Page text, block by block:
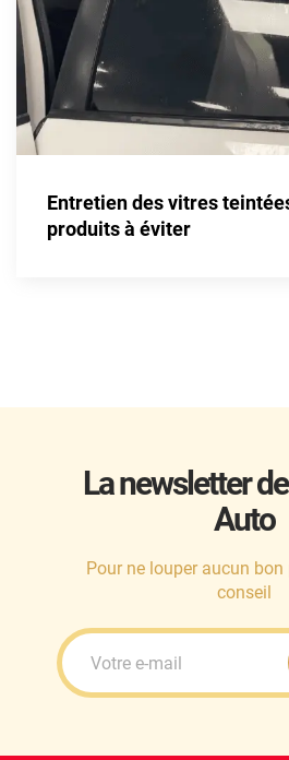
Mazda
McLaren
Mercedes-Benz
Mercury
MG
MicroCar
Plymouth
Polestar
Entretien des vitres
produits à éviter
La newsletter
Auto
Pour ne louper aucun
conseil